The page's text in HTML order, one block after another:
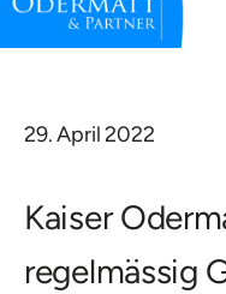
29. April 2022
Kaiser
regelmässig